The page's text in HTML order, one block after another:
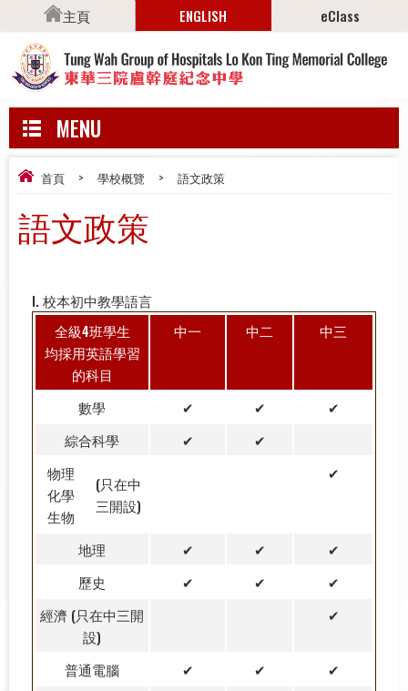
主頁 ENGLISH eClass
MENU
首頁 > 學校概覽 > 語文政策
語文政策
I. 校本初中教學語言
全級4班學生
均採用英語學習
的科目
中一 中二 中三
數學 ✔ ✔
✔
綜合科學
✔
✔
物理
化學
生物
(只在中
三開設)
✔
地理 ✔ ✔
✔
歷史
✔ ✔
✔
經濟 (只在中三開
設)
✔
普通電腦 ✔ ✔
✔